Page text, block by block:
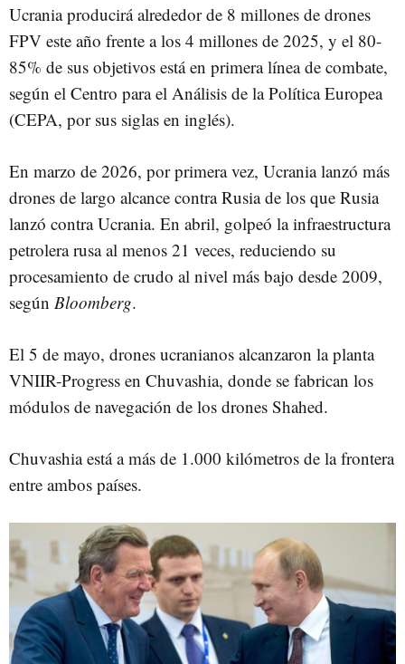
Ucrania producirá alrededor de 8 millones de drones
FPV este año frente a los 4 millones de 2025, y el 80-
85% de sus objetivos está en primera línea de combate,
según el Centro para el Análisis de la Política Europea
(CEPA, por sus siglas en inglés).
En marzo de 2026, por primera vez, Ucrania lanzó más
drones de largo alcance contra Rusia de los que Rusia
lanzó contra Ucrania. En abril, golpeó la infraestructura
petrolera rusa al menos 21 veces, reduciendo su
procesamiento de crudo al nivel más bajo desde 2009,
según Bloomberg.
El 5 de mayo, drones ucranianos alcanzaron la planta
VNIIR-Progress en Chuvashia, donde se fabrican los
módulos de navegación de los drones Shahed.
Chuvashia está a más de 1.000 kilómetros de la frontera
entre ambos países.